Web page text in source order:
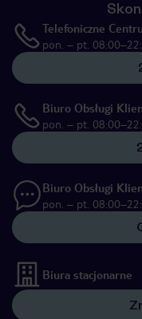
Telefoniczne
pon. – pt.
Biuro Obsługi
pon. – pt.
Biuro Obsługi
pon. – pt.
Biura stacjonarne